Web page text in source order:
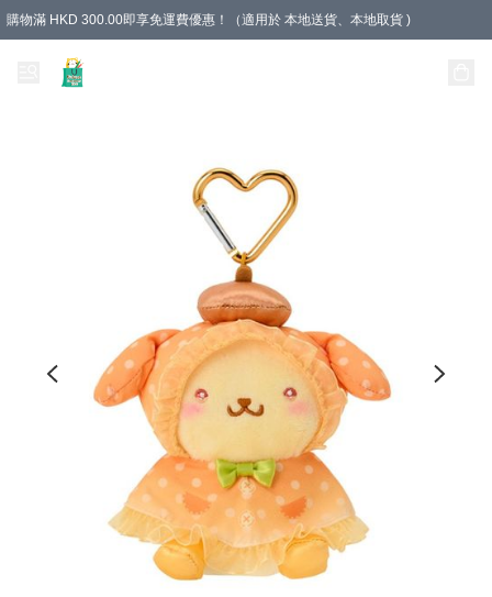
購物滿 HKD 300.00即享免運費優惠！（適用於 本地送貨、本地取貨 )